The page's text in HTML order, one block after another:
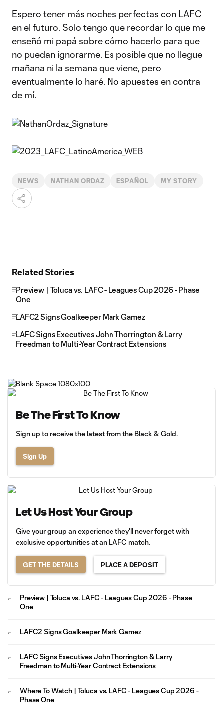
Espero tener más noches perfectas con LAFC
en el futuro. Solo tengo que recordar lo que me
enseñó mi papá sobre cómo hacerlo para que
no puedan ignorarme. Es posible que no llegue
mañana ni la semana que viene, pero
eventualmente lo haré. No apuestes en contra
de mí.
NEWS NATHAN ORDAZ ESPAÑOL MY STORY
Related Stories
Preview | Toluca vs. LAFC - Leagues Cup 2026 - Phase
One
LAFC2 Signs Goalkeeper Mark Gamez
LAFC Signs Executives John Thorrington & Larry
Freedman to Multi-Year Contract Extensions
Be The First To Know
Sign up to receive the latest from the Black & Gold.
Sign Up
Let Us Host Your Group
Give your group an experience they'll never forget with
exclusive opportunities at an LAFC match.
GET THE DETAILS PLACE A DEPOSIT
Preview | Toluca vs. LAFC - Leagues Cup 2026 - Phase
One
LAFC2 Signs Goalkeeper Mark Gamez
LAFC Signs Executives John Thorrington & Larry
Freedman to Multi-Year Contract Extensions
Where To Watch | Toluca vs. LAFC - Leagues Cup 2026 -
Phase One